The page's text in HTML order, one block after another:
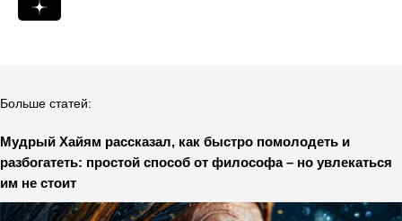
Больше статей:
Мудрый Хайям рассказал, как быстро помолодеть и
разбогатеть: простой способ от философа – но увлекаться
им не стоит